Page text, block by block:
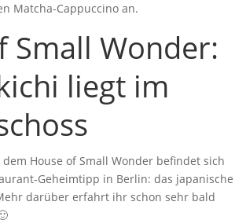
Matcha-Cappuccino an.
Small Wonder:
liegt im
House of Small Wonder befindet sich
Geheimtipp in Berlin: das japanische
darüber erfahrt ihr schon sehr bald